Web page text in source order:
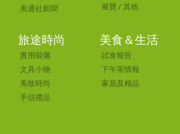
美通社新聞
展覽 /其他
旅途時尚
實用裝備
文具小物
美妝時尚
手信禮品
美食＆生活
試食報告
下午茶情報
家居及精品